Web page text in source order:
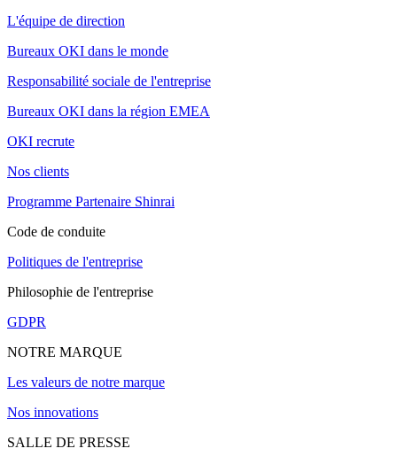
L'équipe de direction
Bureaux OKI dans le monde
Responsabilité sociale de l'entreprise
Bureaux OKI dans la région EMEA
OKI recrute
Nos clients
Programme Partenaire Shinrai
Code de conduite
Politiques de l'entreprise
Philosophie de l'entreprise
GDPR
NOTRE MARQUE
Les valeurs de notre marque
Nos innovations
SALLE DE PRESSE